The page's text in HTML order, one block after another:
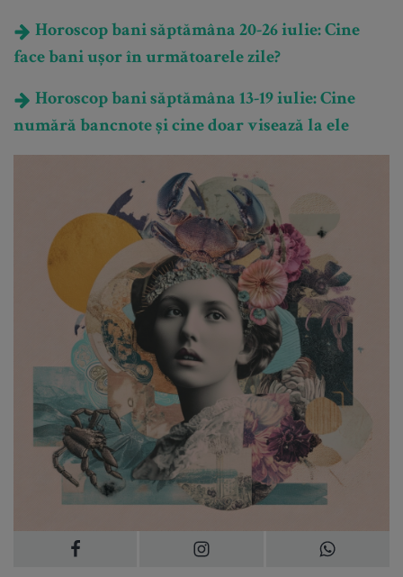
Horoscop bani săptămâna 20-26 iulie: Cine
face bani ușor în următoarele zile?
Horoscop bani săptămâna 13-19 iulie: Cine
numără bancnote și cine doar visează la ele